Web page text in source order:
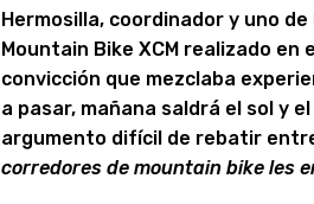
Hermosilla, coordinador y uno
Mountain Bike XCM realizado
convicción que mezclaba
a pasar, mañana saldrá el sol y
argumento difícil de rebatir
corredores de mountain bike les